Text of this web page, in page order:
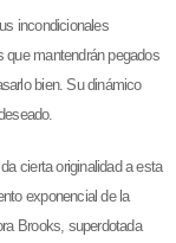
incondicionales
que mantendrán pegados
bien. Su dinámico
cierta originalidad a esta
exponencial de la
Brooks, superdotada